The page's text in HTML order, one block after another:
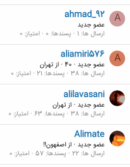
A
ahmad_92
عضو جدید
ارسال ها 1 پسندها 0 امتیاز 0
A
aliamiri576
عضو جدید ·
· ازتهران
ارسال ها 38 پسندها 21 امتیاز 0
alilavasani
عضو جدید · ازتهران
ارسال ها 38 پسندها 63 امتیاز 0
Alimate
عضو جدید · ازاصفهون!!
ارسال ها 22 پسندها 57 امتیاز 0